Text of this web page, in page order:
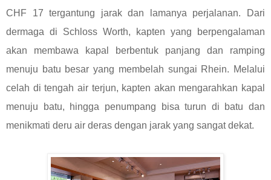
CHF 17 tergantung jarak dan lamanya perjalanan. Dari
dermaga di Schloss Worth, kapten yang berpengalaman
akan membawa kapal berbentuk panjang dan ramping
menuju batu besar yang membelah sungai Rhein. Melalui
celah di tengah air terjun, kapten akan mengarahkan kapal
menuju batu, hingga penumpang bisa turun di batu dan
menikmati deru air deras dengan jarak yang sangat dekat.